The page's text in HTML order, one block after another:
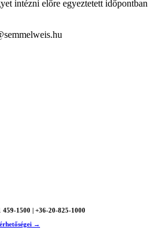
intézni előre egyeztetett időpontban
459-1500 | +36-20-825-1000
→